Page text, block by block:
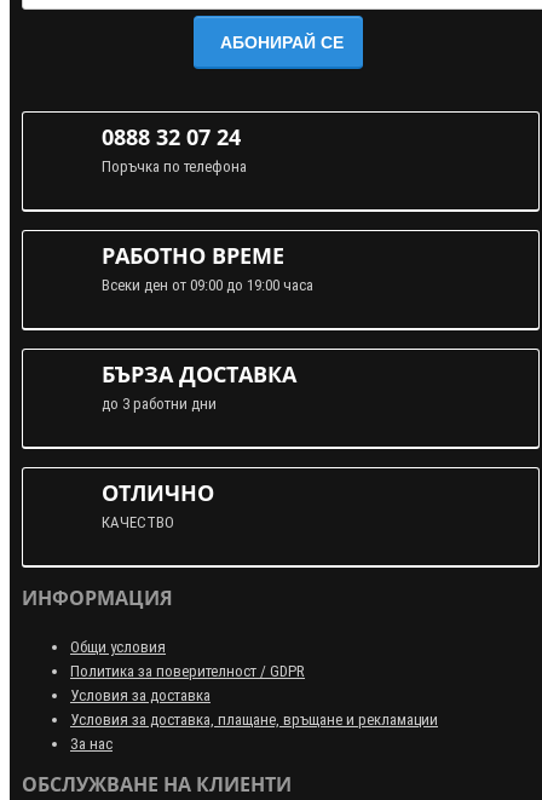
АБОНИРАЙ СЕ
0888 32 07 24
Поръчка по телефона
РАБОТНО ВРЕМЕ
Всеки ден от 09:00 до 19:00 часа
БЪРЗА ДОСТАВКА
до 3 работни дни
ОТЛИЧНО
КАЧЕСТВО
ИНФОРМАЦИЯ
Общи условия
Политика за поверителност / GDPR
Условия за доставка
Условия за доставка, плащане, връщане и рекламации
За нас
ОБСЛУЖВАНЕ НА КЛИЕНТИ